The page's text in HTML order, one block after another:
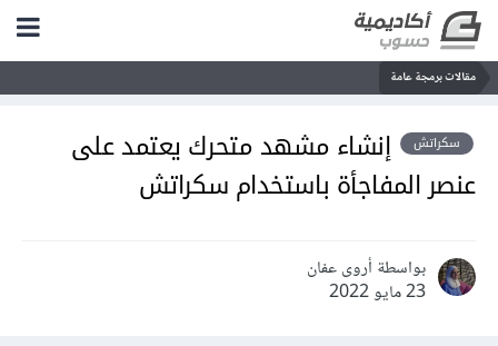
عامة
إنشاء مشهد متحرك يعتمد على
المفاجأة باستخدام سكراتش
بواسطة أروى عفان
23 مايو 2022